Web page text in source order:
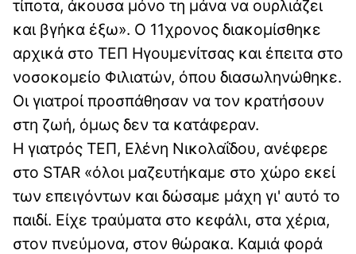
τίποτα, άκουσα μόνο τη μάνα να ουρλιάζει
και βγήκα έξω». Ο 11χρονος διακομίσθηκε
αρχικά στο ΤΕΠ Ηγουμενίτσας και έπειτα στο
νοσοκομείο Φιλιατών, όπου διασωληνώθηκε.
Οι γιατροί προσπάθησαν να τον κρατήσουν
στη ζωή, όμως δεν τα κατάφεραν.
Η γιατρός ΤΕΠ, Ελένη Νικολαΐδου, ανέφερε
στο STAR «όλοι μαζευτήκαμε στο χώρο εκεί
των επειγόντων και δώσαμε μάχη γι' αυτό το
παιδί. Είχε τραύματα στο κεφάλι, στα χέρια,
στον πνεύμονα, στον θώρακα. Καμιά φορά